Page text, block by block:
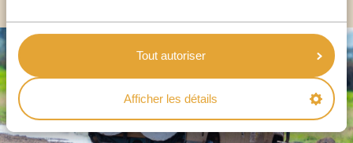
Tout autoriser
Afficher les détails